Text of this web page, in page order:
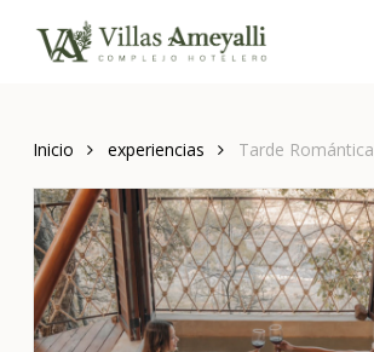
Inicio experiencias Tarde Romántica